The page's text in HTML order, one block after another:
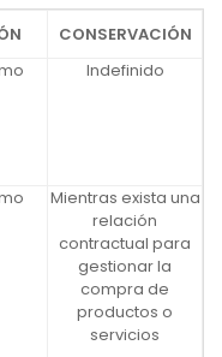
CONSERVACIÓN
Indefinido
Mientras exista una
relación
contractual para
gestionar la
compra de
productos o
servicios